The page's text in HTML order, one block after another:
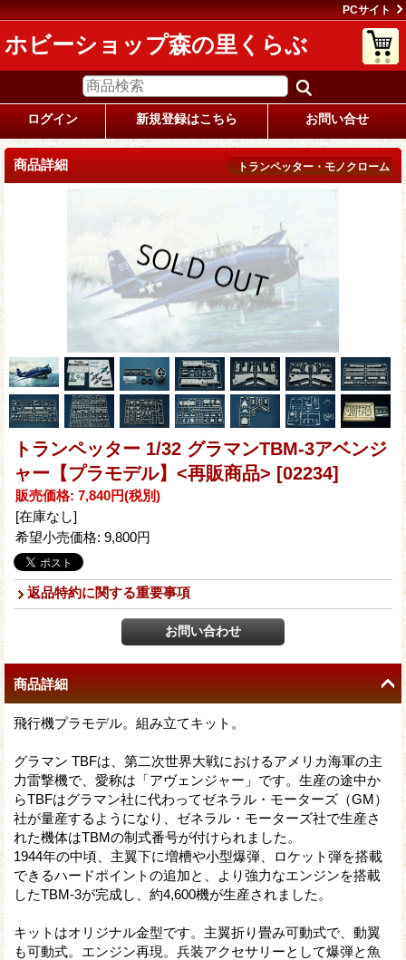
PCサイト
ホビーショップ森の里くらぶ
ログイン 新規登録はこちら お問い合せ
商品詳細 トランペッター・モノクローム
トランペッター 1/32 グラマンTBM-3アベンジ
ャー【プラモデル】<再販商品> [02234]
販売価格: 7,840円(税別)
[在庫なし]
希望小売価格: 9,800円
返品特約に関する重要事項
商品詳細
飛行機プラモデル。組み立てキット。
グラマン TBFは、第二次世界大戦におけるアメリカ海軍の主
力雷撃機で、愛称は「アヴェンジャー」です。生産の途中か
らTBFはグラマン社に代わってゼネラル・モーターズ（GM）
社が量産するようになり、ゼネラル・モーターズ社で生産さ
れた機体はTBMの制式番号が付けられました。
1944年の中頃、主翼下に増槽や小型爆弾、ロケット弾を搭載
できるハードポイントの追加と、より強力なエンジンを搭載
したTBM-3が完成し、約4,600機が生産されました。
キットはオリジナル金型です。主翼折り畳み可動式で、動翼
も可動式。エンジン再現。兵装アクセサリーとして爆弾と魚